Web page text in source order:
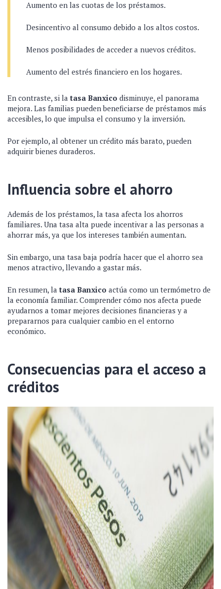
Aumento en las cuotas de los préstamos.
Desincentivo al consumo debido a los altos costos.
Menos posibilidades de acceder a nuevos créditos.
Aumento del estrés financiero en los hogares.
En contraste, si latasa Banxico disminuye, el panorama
mejora. Las familias pueden beneficiarse de préstamos más
accesibles, lo que impulsa el consumo y la inversión.
Por ejemplo, al obtener un crédito más barato, pueden
adquirir bienes duraderos.
Influencia sobre el ahorro
Además de los préstamos, la tasa afecta los ahorros
familiares. Una tasa alta puede incentivar a las personas a
ahorrar más, ya que los intereses también aumentan.
Sin embargo, una tasa baja podría hacer que el ahorro sea
menos atractivo, llevando a gastar más.
En resumen, latasa Banxico actúa como un termómetro de
la economía familiar. Comprender cómo nos afecta puede
ayudarnos a tomar mejores decisiones financieras y a
prepararnos para cualquier cambio en el entorno
económico.
Consecuencias para el acceso a
créditos